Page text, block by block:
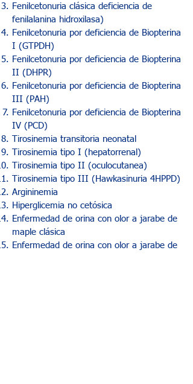
Fenilcetonuria clásica deficiencia de
fenilalanina hidroxilasa)
Fenilcetonuria por deficiencia de Biopterina
I (GTPDH)
Fenilcetonuria por deficiencia de Biopterina
II (DHPR)
Fenilcetonuria por deficiencia de Biopterina
III (PAH)
Fenilcetonuria por deficiencia de Biopterina
IV (PCD)
Tirosinemia transitoria neonatal
Tirosinemia tipo I (hepatorrenal)
Tirosinemia tipo II (oculocutanea)
Tirosinemia tipo III (Hawkasinuria 4HPPD)
Argininemia
Hiperglicemia no cetósica
Enfermedad de orina con olor a jarabe de
maple clásica
Enfermedad de orina con olor a jarabe de